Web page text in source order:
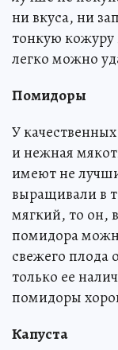
ни вкуса, ни
тонкую
легко можно
Помидоры
У
и нежная
имеют не
выращивали в
мягкий, то он,
помидора
свежего плода
только ее
помидоры
Капуста